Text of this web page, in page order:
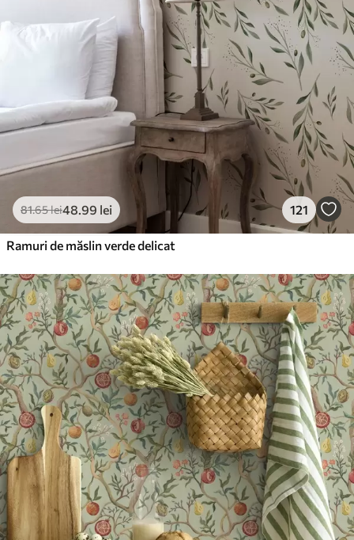
Materiale disponibile
166.6599.99lei/m²
Premium
220.02
Vinil Premium
250.00 150 .00 /m²
81.65lei48.99 lei 121
Ramuri de măslin verde delicat